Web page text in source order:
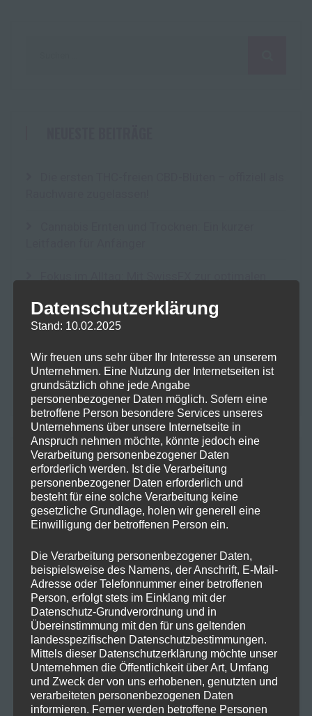
10-OH-HHC: Ein Blick auf das Potenzial und die
Der Einfluss von Terpenen auf die Lagerung
und Qualität von Kräutern: Integra Boost Terpene
NEUESTE KOMMENTARE
Maikezu Frohe Ostern mit einer Prise
Hanfzauber!
JanzuFrohe Ostern mit einer Prise Hanfzauber!
Hartmut K.zuWarum Hanf in deinen Speiseplan
gehört!
Marlene H.zuWarum Hanf in deinen Speiseplan
gehört!
GreenThumbGuruzuDer Weg zum erfolgreichen
Cannabisanbau
Datenschutzerklärung
Stand: 10.02.2025
Wir freuen uns sehr über Ihr Interesse an unserem
Unternehmen. Eine Nutzung der Internetseiten ist
grundsätzlich ohne jede Angabe
personenbezogener Daten möglich. Sofern eine
betroffene Person besondere Services unseres
Unternehmens über unsere Internetseite in
Anspruch nehmen möchte, könnte jedoch eine
Verarbeitung personenbezogener Daten
erforderlich werden. Ist die Verarbeitung
personenbezogener Daten erforderlich und
besteht für eine solche Verarbeitung keine
gesetzliche Grundlage, holen wir generell eine
Einwilligung der betroffenen Person ein.
Die Verarbeitung personenbezogener Daten,
beispielsweise des Namens, der Anschrift, E-Mail-
Adresse oder Telefonnummer einer betroffenen
Person, erfolgt stets im Einklang mit der
Datenschutz-Grundverordnung und in
Übereinstimmung mit den für uns geltenden
landesspezifischen Datenschutzbestimmungen.
Mittels dieser Datenschutzerklärung möchte unser
Unternehmen die Öffentlichkeit über Art, Umfang
und Zweck der von uns erhobenen, genutzten und
verarbeiteten personenbezogenen Daten
informieren. Ferner werden betroffene Personen